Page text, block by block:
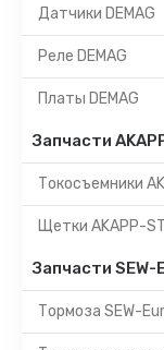
Датчики DEMAG
Реле DEMAG
Платы DEMAG
Запчасти
Токосъемники
Щетки AKAPP-
Запчасти
Тормоза SEW-